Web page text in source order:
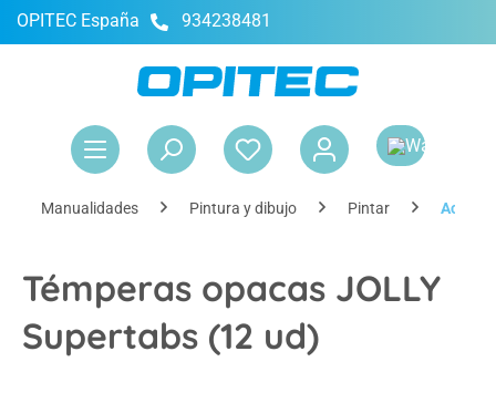
principal
OPITEC España 934238481
Manualidades Pintura y dibujo Pintar
Témperas opacas JOLLY
Supertabs (12 ud)